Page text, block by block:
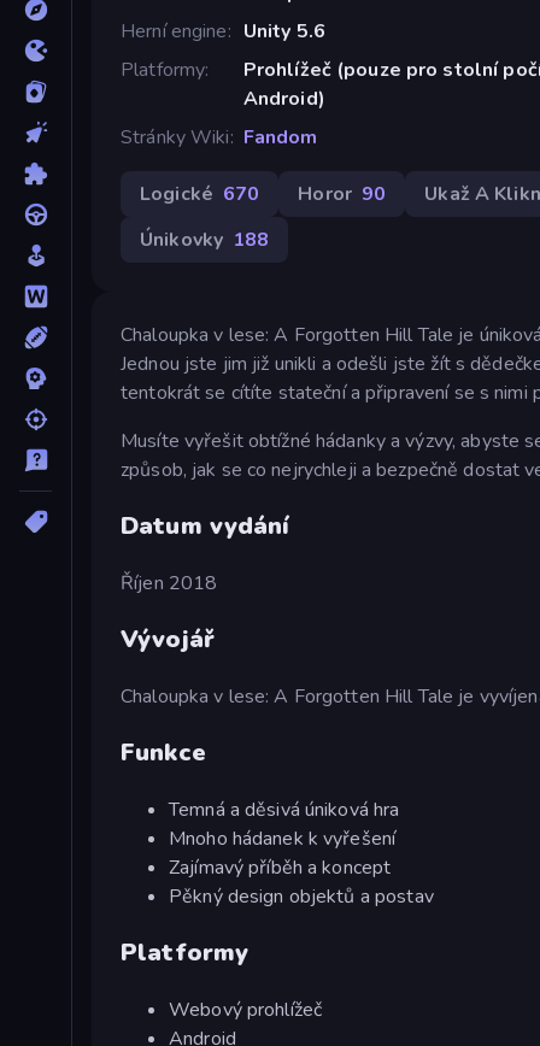
Herní engine
Unity 5.6
Platformy
Prohlížeč (pouze pro stolní
Android)
Stránky Wiki
Fandom
Logické 670 Horor 90
Ukaž A
Únikovky 188
Chaloupka v lese: A Forgotten Hill Tale je
Jednou jste jim již unikli a odešli jste žít s
tentokrát se cítíte stateční a připravení se s nimi
Musíte vyřešit obtížné hádanky a výzvy, abyste
způsob, jak se co nejrychleji a bezpečně dostat
Datum vydání
Říjen 2018
Vývojář
Chaloupka v lese: A Forgotten Hill Tale je
Funkce
Temná a děsivá úniková hra
Mnoho hádanek k vyřešení
Zajímavý příběh a koncept
Pěkný design objektů a postav
Platformy
Webový prohlížeč
Android